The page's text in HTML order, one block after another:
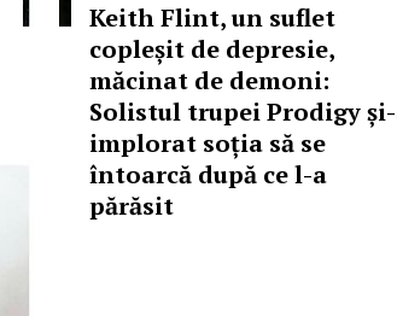
Keith Flint, un suflet
copleșit de depresie,
măcinat de demoni:
Solistul trupei Prodigy
implorat soția să se
întoarcă după ce l-a
părăsit